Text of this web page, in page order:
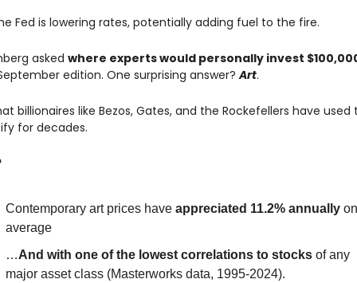
Fed is lowering rates, potentially adding fuel to the fire.
asked where experts would personally invest
edition. One surprising answer? Art.
billionaires like Bezos, Gates, and the Rockefellers have used
for decades.
Contemporary art prices have appreciated 11.2% annually on
average
…And with one of the lowest correlations to stocks of any
major asset class (Masterworks data, 1995-2024).